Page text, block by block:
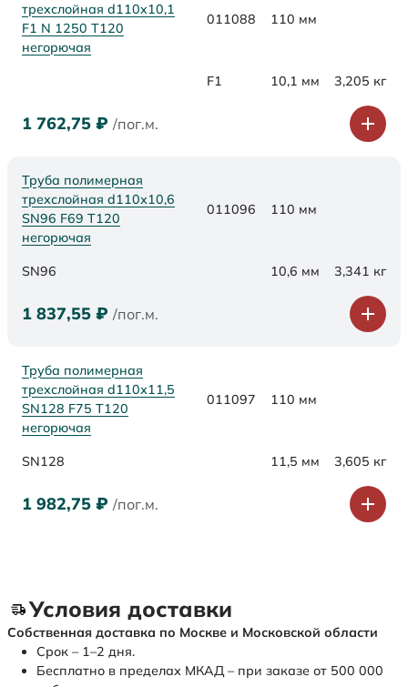
трехслойная d110x10,1
F1 N 1250 Т120
негорючая
011088 110 мм
F1 10,1 мм 3,205 кг
1 762,75 ₽ /пог.м.
Труба полимерная
трехслойная d110х10,6
SN96 F69 Т120
негорючая
011096 110 мм
SN96 10,6 мм 3,341 кг
1 837,55 ₽ /пог.м.
Труба полимерная
трехслойная d110х11,5
SN128 F75 Т120
негорючая
011097 110 мм
SN128 11,5 мм 3,605 кг
1 982,75 ₽ /пог.м.
Условия доставки
Собственная доставка по Москве и Московской области
Срок – 1–2 дня.
Бесплатно в пределах МКАД – при заказе от 500 000